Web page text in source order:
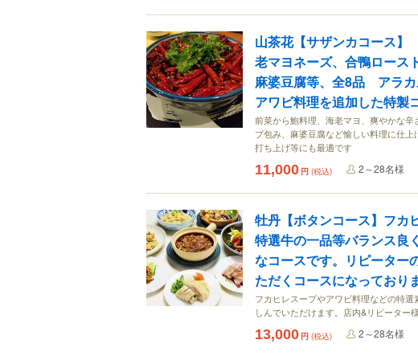
山茶花【サザンカコース
老マヨネーズ、合鴨ロース
麻婆豆腐等、全8品 アラ
アワビ料理を追加した特製
前菜から鮑料理、海老マヨ、爽やかな
プ包み、麻婆豆腐など愉しい料理に仕
打ち上げ等にも最適です
11,000 円 (税込) 2～28名様
牡丹【ボタンコース】フカ
特選牛の一品等バランス良
なコースです。リピーター
ただくコースになっており
フカヒレスープやアワビ料理などの特
しんでいただけます。店内&リピーター
13,000 円 (税込) 2～28名様